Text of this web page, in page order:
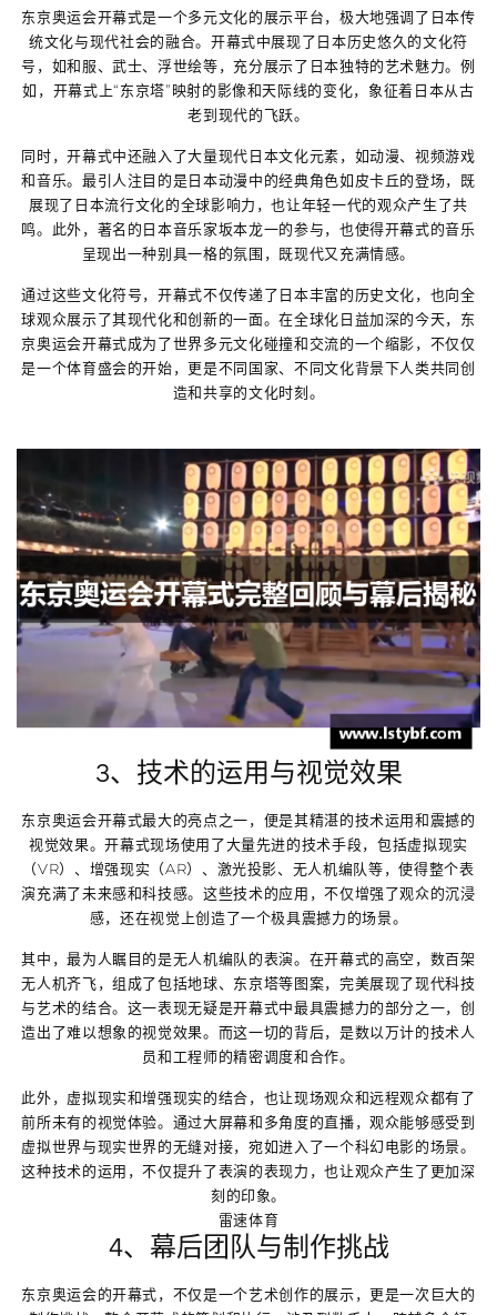
东京奥运会开幕式是一个多元文化的展示平台，极大地强调了日本传
统文化与现代社会的融合。开幕式中展现了日本历史悠久的文化符
号，如和服、武士、浮世绘等，充分展示了日本独特的艺术魅力。例
如，开幕式上“东京塔”映射的影像和天际线的变化，象征着日本从古
老到现代的飞跃。
同时，开幕式中还融入了大量现代日本文化元素，如动漫、视频游戏
和音乐。最引人注目的是日本动漫中的经典角色如皮卡丘的登场，既
展现了日本流行文化的全球影响力，也让年轻一代的观众产生了共
鸣。此外，著名的日本音乐家坂本龙一的参与，也使得开幕式的音乐
呈现出一种别具一格的氛围，既现代又充满情感。
通过这些文化符号，开幕式不仅传递了日本丰富的历史文化，也向全
球观众展示了其现代化和创新的一面。在全球化日益加深的今天，东
京奥运会开幕式成为了世界多元文化碰撞和交流的一个缩影，不仅仅
是一个体育盛会的开始，更是不同国家、不同文化背景下人类共同创
造和共享的文化时刻。
3、技术的运用与视觉效果
东京奥运会开幕式最大的亮点之一，便是其精湛的技术运用和震撼的
视觉效果。开幕式现场使用了大量先进的技术手段，包括虚拟现实
（VR）、增强现实（AR）、激光投影、无人机编队等，使得整个表
演充满了未来感和科技感。这些技术的应用，不仅增强了观众的沉浸
感，还在视觉上创造了一个极具震撼力的场景。
其中，最为人瞩目的是无人机编队的表演。在开幕式的高空，数百架
无人机齐飞，组成了包括地球、东京塔等图案，完美展现了现代科技
与艺术的结合。这一表现无疑是开幕式中最具震撼力的部分之一，创
造出了难以想象的视觉效果。而这一切的背后，是数以万计的技术人
员和工程师的精密调度和合作。
此外，虚拟现实和增强现实的结合，也让现场观众和远程观众都有了
前所未有的视觉体验。通过大屏幕和多角度的直播，观众能够感受到
虚拟世界与现实世界的无缝对接，宛如进入了一个科幻电影的场景。
这种技术的运用，不仅提升了表演的表现力，也让观众产生了更加深
刻的印象。
雷速体育
4、幕后团队与制作挑战
东京奥运会的开幕式，不仅是一个艺术创作的展示，更是一次巨大的